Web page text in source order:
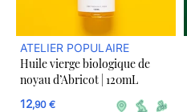
ATELIER POPULAIRE
Huile vierge biologique de
noyau d’Abricot | 120mL
12,90 €